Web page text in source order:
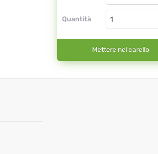
Quantità
Mettere nel carello